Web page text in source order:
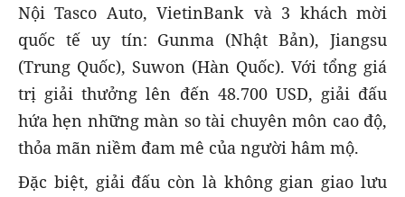
Nội Tasco Auto, VietinBank và 3 khách mời
quốc tế uy tín: Gunma (Nhật Bản), Jiangsu
(Trung Quốc), Suwon (Hàn Quốc). Với tổng giá
trị giải thưởng lên đến 48.700 USD, giải đấu
hứa hẹn những màn so tài chuyên môn cao độ,
thỏa mãn niềm đam mê của người hâm mộ.
Đặc biệt, giải đấu còn là không gian giao lưu